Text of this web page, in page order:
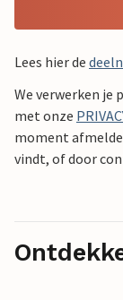
Lees hier de
We verwerken je
met onze
moment
vindt, of door